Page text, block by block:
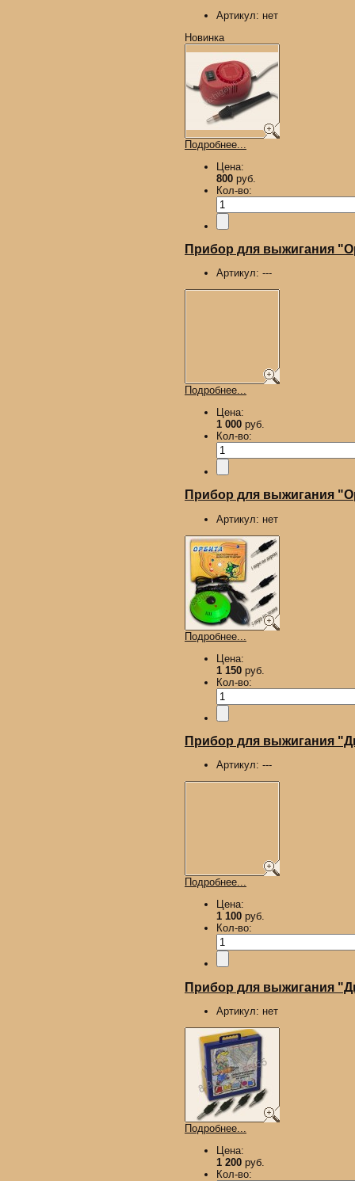
Артикул: нет
Новинка
Подробнее...
Цена:
800 руб.
Кол-во:
Прибор для выжигания
Артикул: ---
Подробнее...
Цена:
1 000 руб.
Кол-во:
Прибор для выжигания
Артикул: нет
Подробнее...
Цена:
1 150 руб.
Кол-во:
Прибор для выжигания
Артикул: ---
Подробнее...
Цена:
1 100 руб.
Кол-во:
Прибор для выжигания
Артикул: нет
Подробнее...
Цена:
1 200 руб.
Кол-во: